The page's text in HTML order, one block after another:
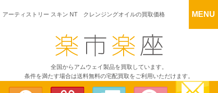
MENU
アーティストリー スキン NT クレンジングオイルの買取価格
全国からアムウェイ製品を買取しています。
条件を満たす場合は送料無料の宅配買取をご利用いただけます。